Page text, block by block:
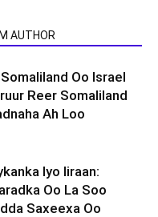
AUTHOR
Oo Israel
Reer Somaliland
Ah Loo
Iyo Iiraan:
Oo La Soo
Saxeexa Oo